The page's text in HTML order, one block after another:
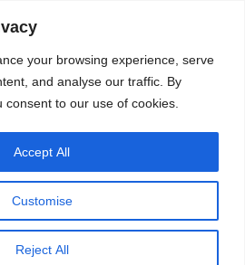
your browsing experience, serve
and analyse our traffic. By
consent to our use of cookies.
Customise
Reject All
Accept All
मेनू
के इतिहास और दर्शन
रमन